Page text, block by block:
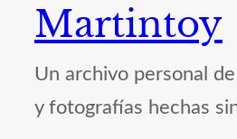
Martintoy
Un archivo personal
y fotografías hechas